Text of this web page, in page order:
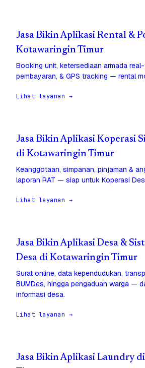
Jasa Bikin Aplikasi Rental &
Kotawaringin Timur
Booking unit, ketersediaan armada
pembayaran, & GPS tracking — rental
Lihat layanan →
Jasa Bikin Aplikasi Koperasi
di Kotawaringin Timur
Keanggotaan, simpanan, pinjaman &
laporan RAT — siap untuk Koperasi
Lihat layanan →
Jasa Bikin Aplikasi Desa &
Desa di Kotawaringin Timur
Surat online, data kependudukan,
BUMDes, hingga pengaduan warga —
informasi desa.
Lihat layanan →
Jasa Bikin Aplikasi Laundry